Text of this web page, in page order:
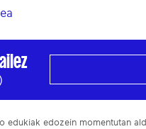
edukiak edozein momentutan